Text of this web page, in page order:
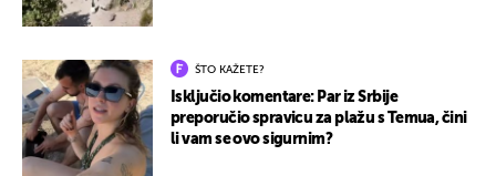
ŠTO KAŽETE?
Isključio komentare: Par iz Srbije
preporučio spravicu za plažu s Temua, čini
li vam se ovo sigurnim?